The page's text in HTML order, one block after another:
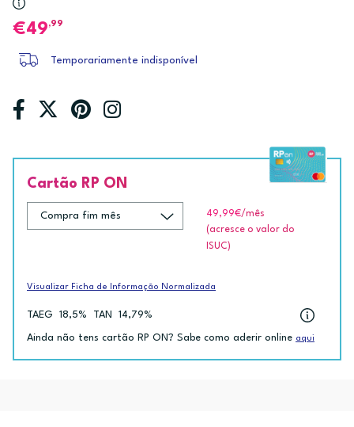
49,99
Temporariamente indisponível
Cartão RP ON
49,99€/mês
(acresce o valor do
ISUC)
Visualizar Ficha de Informação Normalizada
TAEG 18,5% TAN 14,79%
Ainda não tens cartão RP ON? Sabe como aderir online aqui